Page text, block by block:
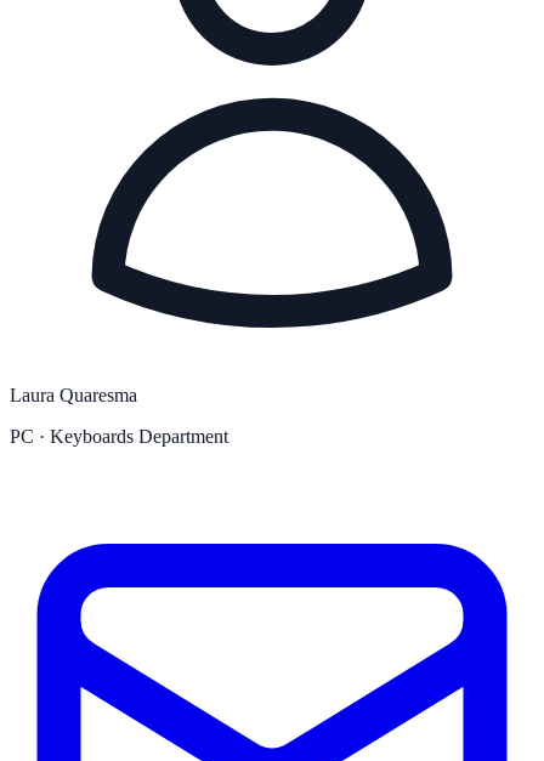
Laura Quaresma
PC · Keyboards Department